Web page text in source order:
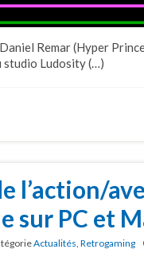
Remar (Hyper
studio Ludosity (…)
l’action/
sur PC et
Actualités, Retrogaming